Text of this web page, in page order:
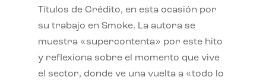
Títulos de Crédito, en esta ocasión por
su trabajo en Smoke. La autora se
muestra «supercontenta» por este hito
y reflexiona sobre el momento que vive
el sector, donde ve una vuelta a «todo lo